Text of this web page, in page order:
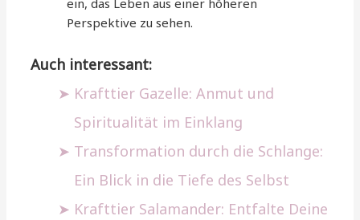
Perspektive zu sehen.
Auch interessant:
Krafttier Gazelle: Anmut und
Spiritualität im Einklang
Transformation durch die Schlange:
Ein Blick in die Tiefe des Selbst
Krafttier Salamander: Entfalte Deine